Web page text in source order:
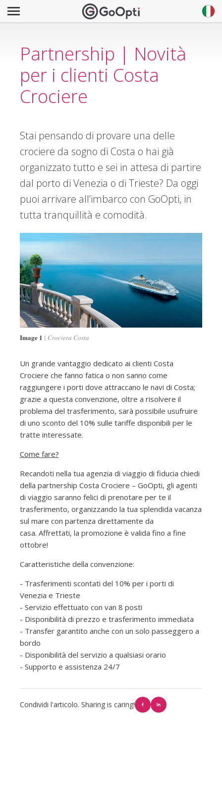
Partnership | Novità
per i clienti Costa
Crociere
Stai pensando di provare una delle
crociere da sogno di Costa o hai già
organizzato tutto e sei in attesa di partire
dal porto di Venezia o di Trieste? Da oggi
puoi arrivare all’imbarco con GoOpti, in
tutta tranquillità e comodità.
Image 1 Crociera Costa
Un grande vantaggio dedicato ai clienti Costa
Crociere che fanno fatica o non sanno come
raggiungere i porti dove attraccano le navi di Costa;
grazie a questa convenzione, oltre a risolvere il
problema del trasferimento, sarà possibile usufruire
di uno sconto del 10% sulle tariffe disponibili per le
tratte interessate.
Come fare?
Recandoti nella tua agenzia di viaggio di fiducia chiedi
della partnership Costa Crociere – GoOpti, gli agenti
di viaggio saranno felici di prenotare per te il
trasferimento, organizzando la tua splendida vacanza
sul mare con partenza direttamente da
casa. Affrettati, la promozione è valida fino a fine
ottobre!
Caratteristiche della convenzione:
- Trasferimenti scontati del 10% per i porti di
Venezia e Trieste
- Servizio effettuato con van 8 posti
- Disponibilità di prezzo e trasferimento immediata
- Transfer garantito anche con un solo passeggero a
bordo
- Disponibilità del servizio a qualsiasi orario
- Supporto e assistenza 24/7
Condividi l'articolo. Sharing is caring!